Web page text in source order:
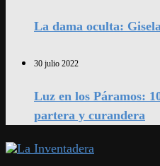
La dama oculta:
30 julio 2022
Luz en los Páramos:
partera y curandera